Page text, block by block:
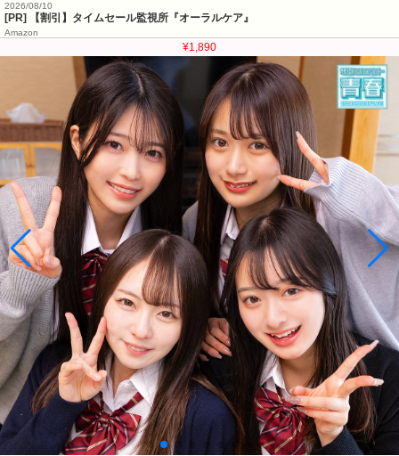
2026/08/10
[PR] 【割引】タイムセール監視所『オーラルケア』
Amazon
¥1,890